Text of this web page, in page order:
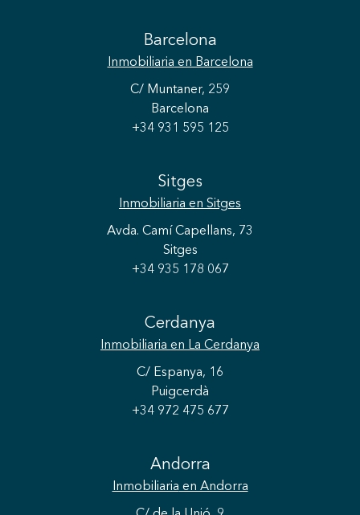
Barcelona
Inmobiliaria en Barcelona
C/ Muntaner, 259
Barcelona
+34 931 595 125
Sitges
Inmobiliaria en Sitges
Avda. Camí Capellans, 73
Sitges
+34 935 178 067
Cerdanya
Inmobiliaria en La Cerdanya
C/ Espanya, 16
Puigcerdà
+34 972 475 677
Andorra
Inmobiliaria en Andorra